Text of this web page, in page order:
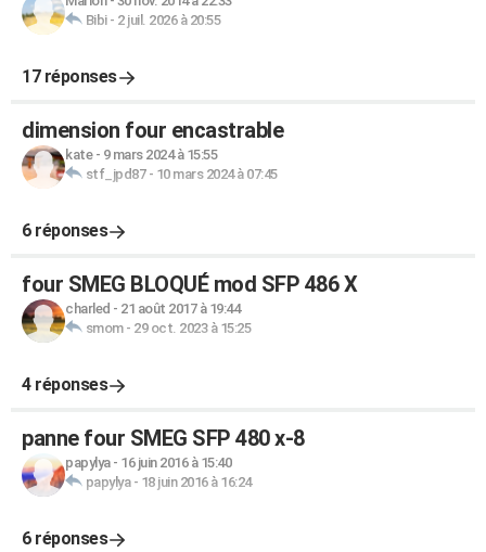
Bibi- 2 juil. 2026 à 20:55
17 réponses
dimension four encastrable
kate- 9 mars 2024 à 15:55
stf_jpd87- 10 mars 2024 à 07:45
6 réponses
four SMEG BLOQUÉ mod SFP 486 X
charled - 21 août 2017 à 19:44
smom- 29 oct. 2023 à 15:25
4 réponses
panne four SMEG SFP 480 x-8
papylya- 16 juin 2016 à 15:40
papylya- 18 juin 2016 à 16:24
6 réponses